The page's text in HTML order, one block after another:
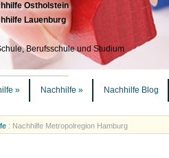
Ostholstein
Lauenburg
Berufsschule und Studium
» Nachhilfe » Nachhilfe Blog
: Nachhilfe Metropolregion Hamburg